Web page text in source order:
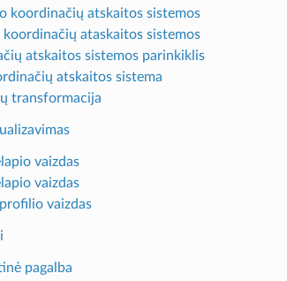
koordinačių atskaitos sistemos
ataskaitos sistemos
atskaitos sistemos parinkiklis
atskaitos sistema
transformacija
vaizdas
vaizdas
vaizdas
pagalba